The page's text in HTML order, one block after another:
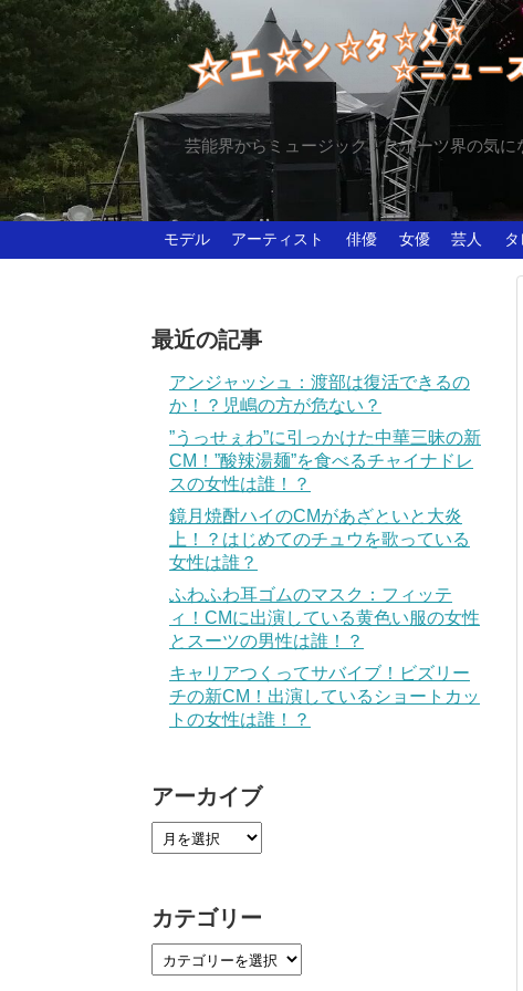
芸能界からミュージック、スポーツ界の気
モデル アーティスト 俳優 女優 芸人
最近の記事
アンジャッシュ：渡部は復活できるの
か！？児嶋の方が危ない？
”うっせぇわ”に引っかけた中華三昧の新
CM！”酸辣湯麺”を食べるチャイナドレ
スの女性は誰！？
鏡月焼酎ハイのCMがあざといと大炎
上！？はじめてのチュウを歌っている
女性は誰？
ふわふわ耳ゴムのマスク：フィッテ
ィ！CMに出演している黄色い服の女性
とスーツの男性は誰！？
キャリアつくってサバイブ！ビズリー
チの新CM！出演しているショートカッ
トの女性は誰！？
アーカイブ
カテゴリー